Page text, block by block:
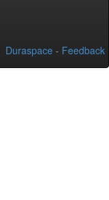
Duraspace - Feedback